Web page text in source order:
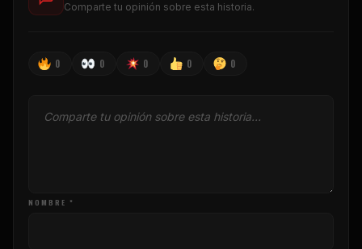
Comparte tu opinión sobre esta historia.
0 0 0 0 0
NOMBRE *